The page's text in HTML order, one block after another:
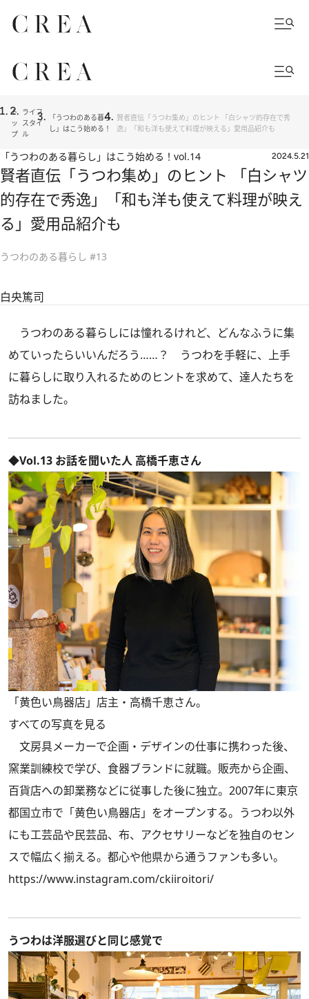
ト
ッ
プ
ライフ
スタイ
ル
「うつわのある暮ら
し」はこう始める！
賢者直伝「うつわ集め」のヒント 「白シャツ的存在で秀
逸」「和も洋も使えて料理が映える」愛用品紹介も
「うつわのある暮らし」はこう始める！ vol.14 2024.5.21
賢者直伝「うつわ集め」のヒント 「白シャツ
的存在で秀逸」「和も洋も使えて料理が映え
る」愛用品紹介も
うつわのある暮らし #13
白央篤司
うつわのある暮らしには憧れるけれど、どんなふうに集
めていったらいいんだろう……？ うつわを手軽に、上手
に暮らしに取り入れるためのヒントを求めて、達人たちを
訪ねました。
◆Vol.13 お話を聞いた人 高橋千恵さん
「黄色い鳥器店」店主・高橋千恵さん。
すべての写真を見る
文房具メーカーで企画・デザインの仕事に携わった後、
窯業訓練校で学び、食器ブランドに就職。販売から企画、
百貨店への卸業務などに従事した後に独立。2007年に東京
都国立市で「黄色い鳥器店」をオープンする。うつわ以外
にも工芸品や民芸品、布、アクセサリーなどを独自のセン
スで幅広く揃える。都心や他県から通うファンも多い。
https://www.instagram.com/ckiiroitori/
うつわは洋服選びと同じ感覚で